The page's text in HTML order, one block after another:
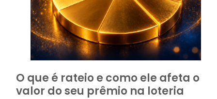
O que é rateio e como ele afeta o
valor do seu prêmio na loteria